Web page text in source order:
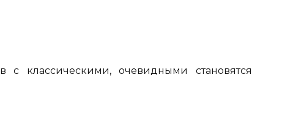
классическими, очевидными становятся